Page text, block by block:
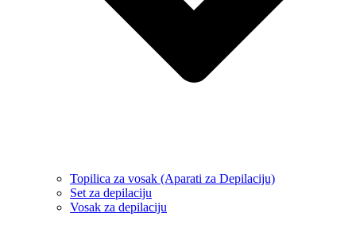
Topilica za vosak (Aparati za Depilaciju)
Set za depilaciju
Vosak za depilaciju